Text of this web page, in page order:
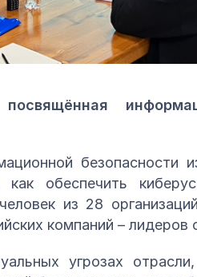
безопасности
обеспечить
из 28
компаний – лидеров
угрозах отрасли,